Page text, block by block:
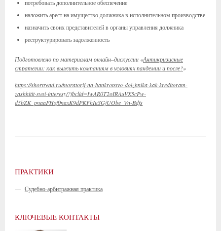
потребовать дополнительное обеспечение
наложить арест на имущество должника в исполнительном производстве
назначить своих представителей в органы управления должника
реструктурировать задолженность
Подготовлено по материалам онлайн–дискуссии «Антикризисные
стратегии: как выжить компаниям в условиях пандемии и после?»
https://shortread.ru/moratorij-na-bankrotstvo-dolzhnika-kak-kreditoram-
zashhitit-svoi-interesy/?fbclid=IwAR0T2oIRAuVX5cPw-
d5bZK_pnaaFHsf0naxK9dPKFhIuSGjUObe_Vn-Bdfs
ПРАКТИКИ
— Судебно-арбитражная практика
КЛЮЧЕВЫЕ КОНТАКТЫ